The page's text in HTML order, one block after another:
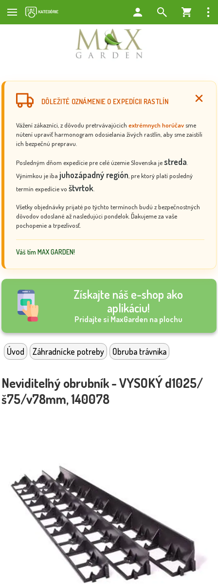
DÔLEŽITÉ OZNÁMENIE O EXPEDÍCII RASTLÍN
Vážení zákazníci, z dôvodu pretrvávajúcich extrémnych horúčav sme
nútení upraviť harmonogram odosielania živých rastlín, aby sme zaistili
ich bezpečnú prepravu.
Posledným dňom expedície pre celé územie Slovenska jestreda
Výnimkou je iba juhozápadný región , pre ktorý platí posledný
termín expedície vo štvrtok
Všetky objednávky prijaté po týchto termínoch budú z bezpečnostných
dôvodov odoslané až nasledujúci pondelok. Ďakujeme za vaše
pochopenie a trpezlivosť.
Váš tím MAX GARDEN!
Získajte náš e-shop ako
aplikáciu!
Pridajte si MaxGarden na plochu
Úvod Záhradnícke potreby Obruba trávnika
Neviditeľný obrubník - VYSOKÝ d1025/
š75/v78mm, 140078